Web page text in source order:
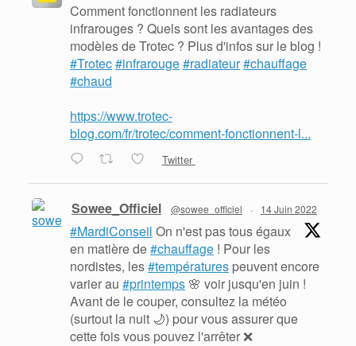
Comment fonctionnent les radiateurs
infrarouges ? Quels sont les avantages des
modèles de Trotec ? Plus d'infos sur le blog !
#Trotec#infrarouge#radiateur#chauffage
#chaud
https://www.trotec-
blog.com/fr/trotec/comment-fonctionnent-l...
Twitter
Sowee_Officiel @sowee_officiel · 14 Juin 2022
#MardiConseil On n'est pas tous égaux
en matière de#chauffage ! Pour les
nordistes, les#températures peuvent encore
varier au #printemps 🌸 voir jusqu'en juin !
Avant de le couper, consultez la météo
(surtout la nuit 🌙) pour vous assurer que
cette fois vous pouvez l'arrêter ❌